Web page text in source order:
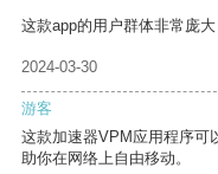
这款app的用户群体非常庞
2024-03-30
游客
这款加速器VPM应用程序可
助你在网络上自由移动。